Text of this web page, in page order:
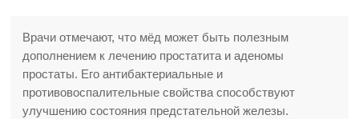
Врачи отмечают, что мёд может быть полезным
дополнением к лечению простатита и аденомы
простаты. Его антибактериальные и
противовоспалительные свойства способствуют
улучшению состояния предстательной железы.